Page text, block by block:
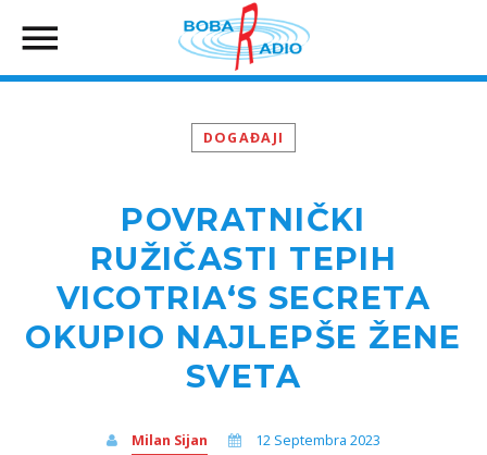
DOGAĐAJI
POVRATNIČKI
RUŽIČASTI TEPIH
VICOTRIA‘S SECRETA
OKUPIO NAJLEPŠE ŽENE
SVETA
Milan Sijan 12 Septembra 2023